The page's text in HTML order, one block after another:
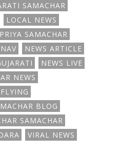
SAMACHAR
LOCAL NEWS
SAMACHAR
NEWS ARTICLE
NEWS LIVE
NEWS
BLOG
SAMACHAR
VIRAL NEWS